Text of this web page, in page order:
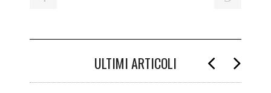
ULTIMI ARTICOLI